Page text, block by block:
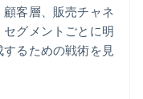
客層、販売チャネ
グメントごとに明
るための戦術を見